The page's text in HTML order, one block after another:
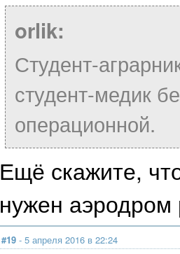
orlik:
Студент-
студент-медик
операционной.
Ещё скажите,
нужен
#19 - 5 апреля 2016 в 22:24